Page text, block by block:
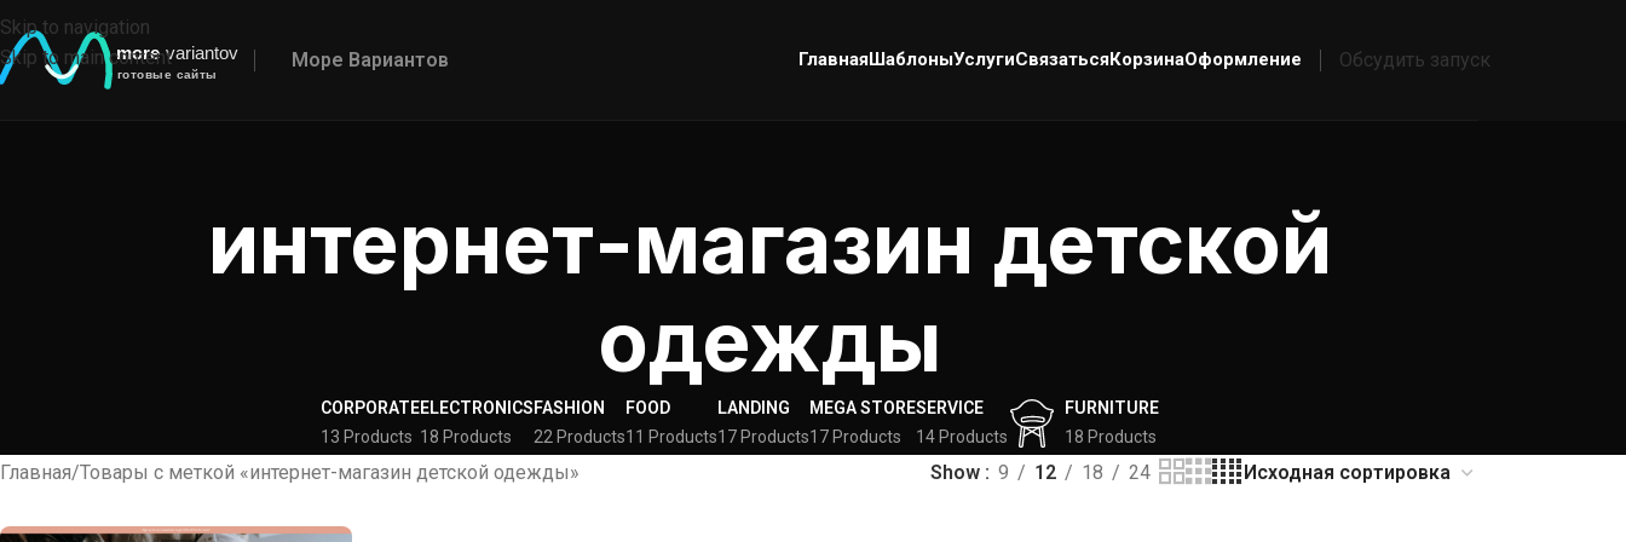
Skip to navigation
Skip to main content
Море Вариантов ГлавнаяШаблоныУслугиСвязатьсяКорзинаОформление Обсудить запуск
интернет-магазин детской
одежды
CORPORATE
13 Products
ELECTRONICS
18 Products
FASHION
22 Products
FOOD
11 Products
LANDING
17 Products
MEGA STORE
17 Products
SERVICE
14 Products
FURNITURE
18 Products
Главная Товары с меткой «интернет-магазин детской одежды» Show 9 12 18 24